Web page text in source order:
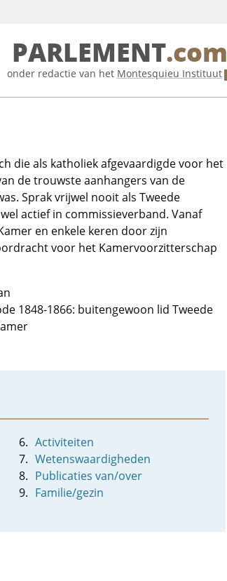
PARLEMENT.com
onder redactie van het Montesquieu Instituut
die als katholiek afgevaardigde voor het
de trouwste aanhangers van de
Sprak vrijwel nooit als Tweede
actief in commissieverband. Vanaf
en enkele keren door zijn
voor het Kamervoorzitterschap
1848-1866: buitengewoon lid Tweede
Activiteiten
Wetenswaardigheden
Publicaties van/over
Familie/gezin